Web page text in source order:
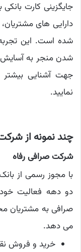
جایگزینی کارت
دارایی های
شده است. این
شدن منجر به آسایش
جهت آشنایی بیشتر
نمایید.
چند نمونه از
شرکت صرافی رفاه
با مجوز رسمی از
دو دهه فعالیت
صرافی به مشتریان
می دهد.
خرید و فروش